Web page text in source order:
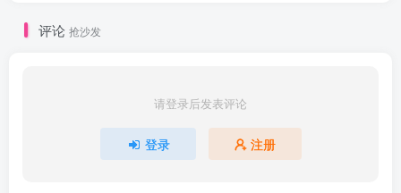
评论 抢沙发
请登录后发表评论
登录 注册